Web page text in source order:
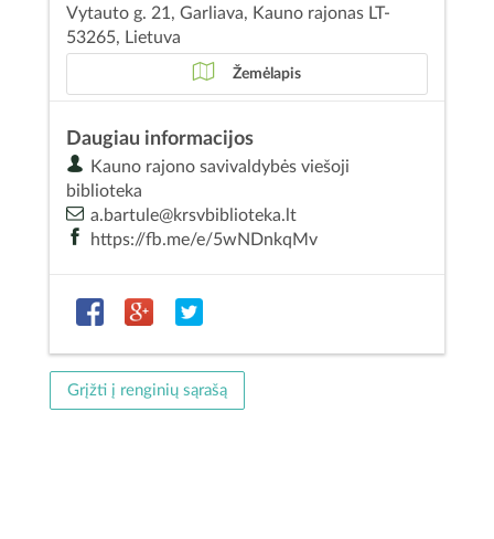
Vytauto g. 21, Garliava, Kauno rajonas LT-
53265, Lietuva
Žemėlapis
Daugiau informacijos
Kauno rajono savivaldybės viešoji
biblioteka
a.bartule@krsvbiblioteka.lt
https://fb.me/e/5wNDnkqMv
Grįžti į renginių sąrašą